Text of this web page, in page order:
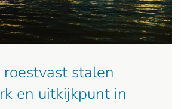
roestvast stalen
en uitkijkpunt in